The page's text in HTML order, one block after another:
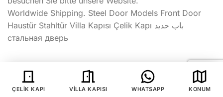
Worldwide Shipping. Steel Door Models Front Door
Haustür Stahltür Villa Kapısı Çelik Kapı باب حديد
стальная дверь
Villa Kapısı Kompozit Villa Kapısı |İstanbul Villa
ÇELIK KAPI VILLA KAPISI WHATSAPP KONUM